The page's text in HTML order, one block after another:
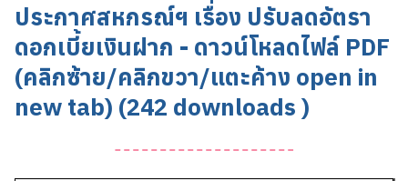
ประกาศสหกรณ์ฯ เรื่อง ปรับลดอัตรา
ดอกเบี้ยเงินฝาก - ดาวน์โหลดไฟล์ PDF
(คลิกซ้าย/คลิกขวา/แตะค้าง open in
new tab) (242 downloads )